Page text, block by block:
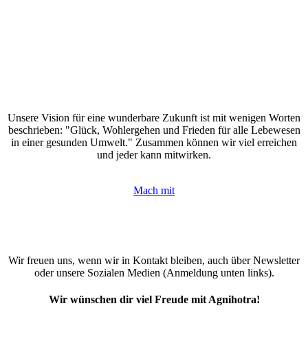
Unsere Vision für eine wunderbare Zukunft ist mit wenigen Worten
beschrieben: "Glück, Wohlergehen und Frieden für alle Lebewesen
in einer gesunden Umwelt." Zusammen können wir viel erreichen
und jeder kann mitwirken.
Mach mit
Wir freuen uns, wenn wir in Kontakt bleiben, auch über Newsletter
oder unsere Sozialen Medien (Anmeldung unten links).
Wir wünschen dir viel Freude mit Agnihotra!